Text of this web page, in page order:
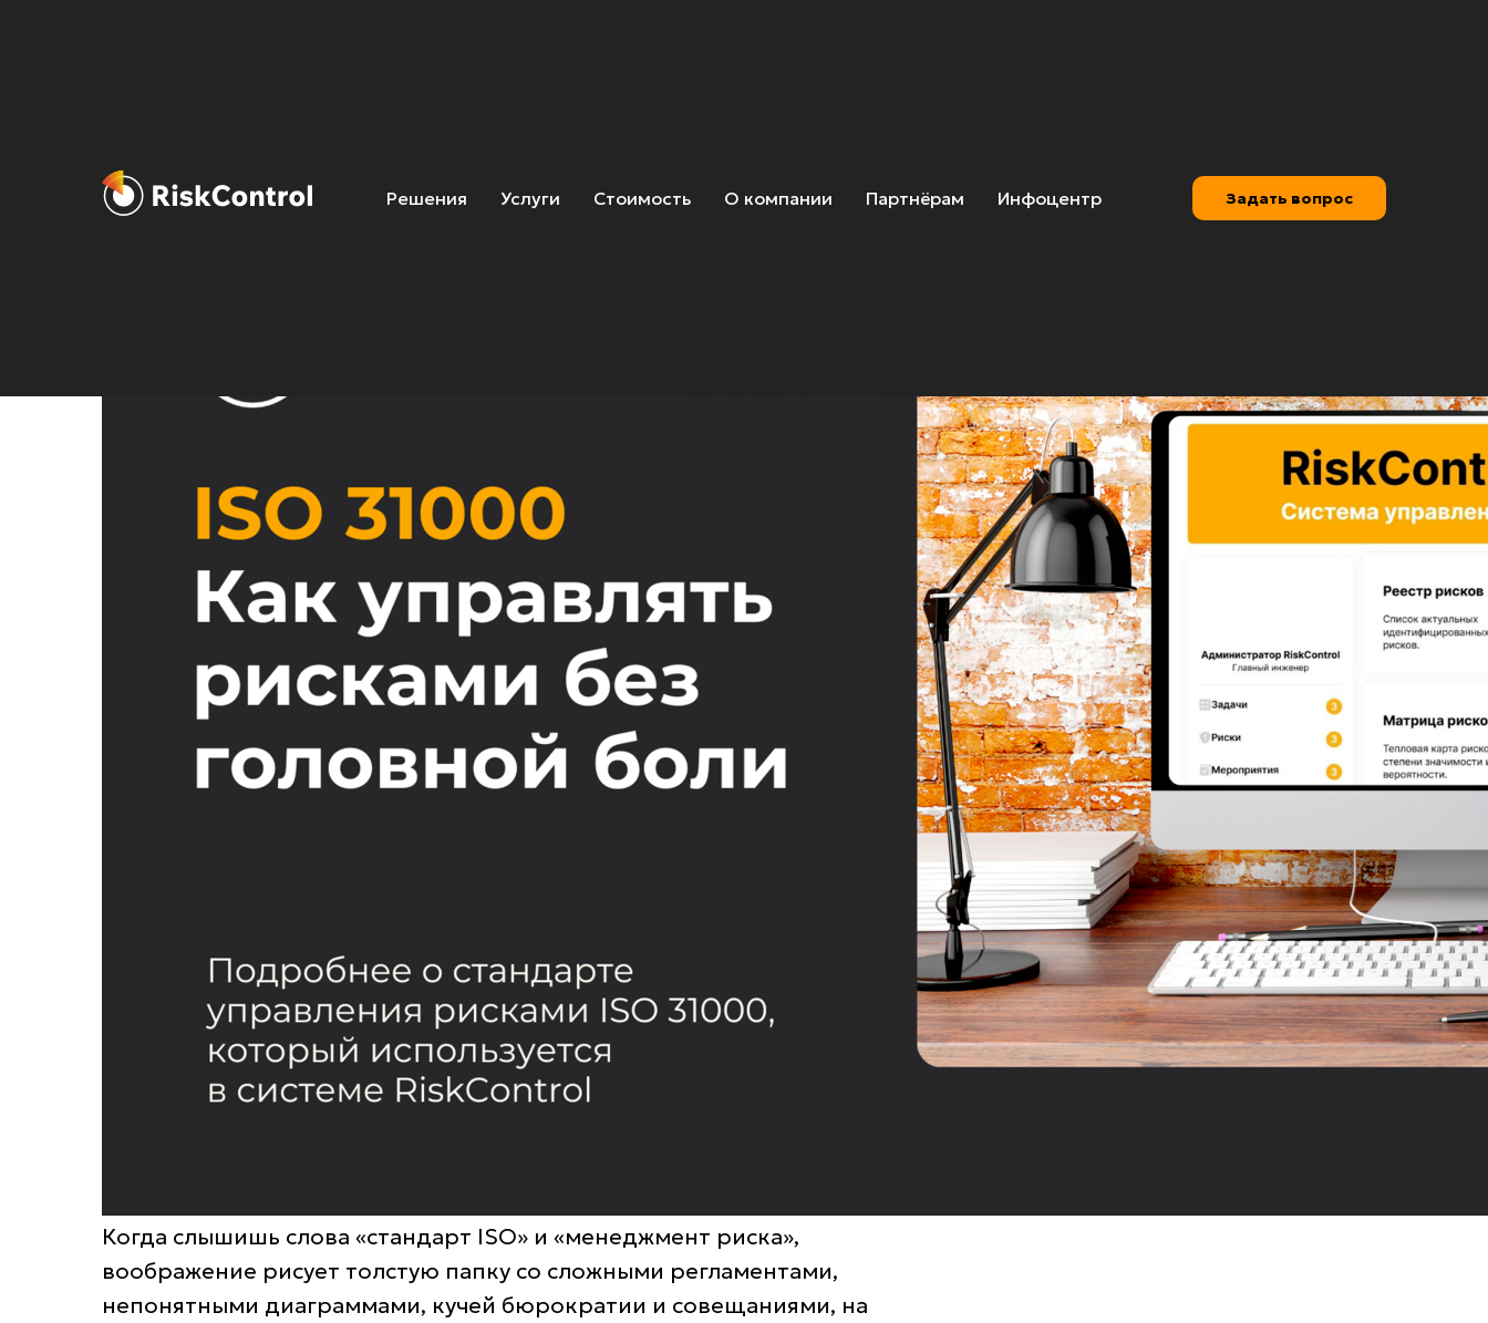
Решения Услуги Стоимость О компании Партнёрам Инфоцентр Задать вопрос
Когда слышишь слова «стандарт ISO» и «менеджмент риска»,
воображение рисует толстую папку со сложными регламентами,
непонятными диаграммами, кучей бюрократии и совещаниями, на